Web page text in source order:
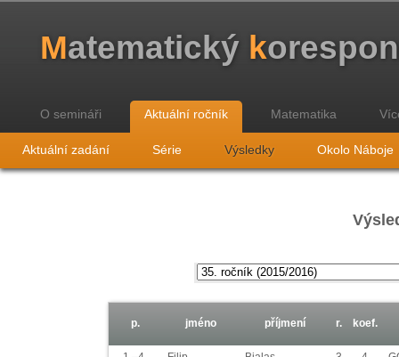
Matematický k
O semináři Aktuální ročník Matematika
Aktuální zadání Série Výsledky Okolo Náboje
p. jméno příjmení r. koef.